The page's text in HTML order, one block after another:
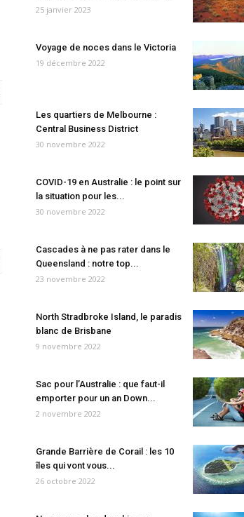
25 janvier 2023
Voyage de noces dans le Victoria
19 décembre 2022
Les quartiers de Melbourne :
Central Business District
30 novembre 2022
COVID-19 en Australie : le point sur
la situation pour les...
30 novembre 2022
Cascades à ne pas rater dans le
Queensland : notre top...
23 novembre 2022
North Stradbroke Island, le paradis
blanc de Brisbane
9 novembre 2022
Sac pour l’Australie : que faut-il
emporter pour un an Down...
2 novembre 2022
Grande Barrière de Corail : les 10
îles qui vont vous...
26 octobre 2022